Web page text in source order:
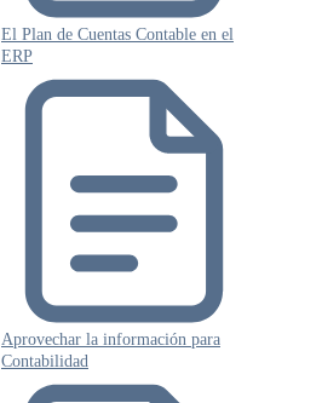
El Plan de Cuentas Contable en el
ERP
Aprovechar la información para
Contabilidad